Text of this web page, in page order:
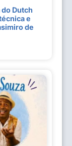
Dutch
e
de